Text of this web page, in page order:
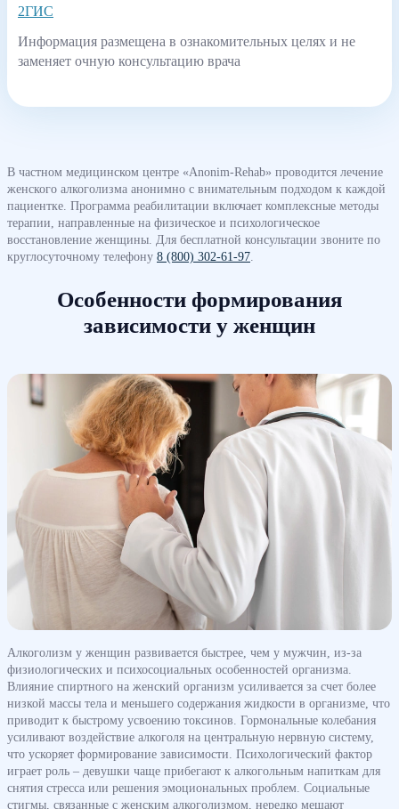
2ГИС
Информация размещена в ознакомительных целях и не
заменяет очную консультацию врача
В частном медицинском центре «Anonim-Rehab» проводится лечение
женского алкоголизма анонимно с внимательным подходом к каждой
пациентке. Программа реабилитации включает комплексные методы
терапии, направленные на физическое и психологическое
восстановление женщины. Для бесплатной консультации звоните по
круглосуточному телефону 8 (800) 302-61-97
Особенности формирования
зависимости у женщин
Алкоголизм у женщин развивается быстрее, чем у мужчин, из-за
физиологических и психосоциальных особенностей организма.
Влияние спиртного на женский организм усиливается за счет более
низкой массы тела и меньшего содержания жидкости в организме, что
приводит к быстрому усвоению токсинов. Гормональные колебания
усиливают воздействие алкоголя на центральную нервную систему,
что ускоряет формирование зависимости. Психологический фактор
играет роль – девушки чаще прибегают к алкогольным напиткам для
снятия стресса или решения эмоциональных проблем. Социальные
стигмы, связанные с женским алкоголизмом, нередко мешают